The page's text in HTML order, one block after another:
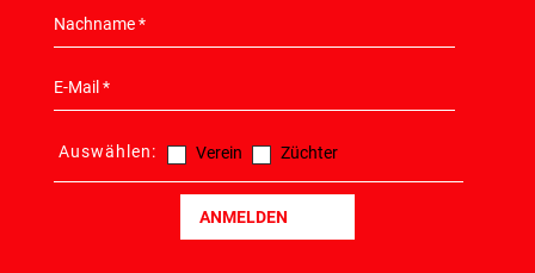
Auswählen: Verein Züchter
ANMELDEN